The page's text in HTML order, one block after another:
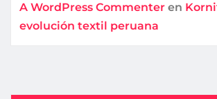
A WordPress Commenter en
evolución textil peruana